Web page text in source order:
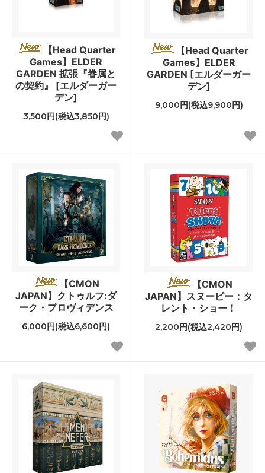
【Head Quarter
Games】ELDER
GARDEN 拡張『眷属と
の契約』 [エルダーガー
デン]
3,500円(税込3,850円)
【Head Quarter
Games】ELDER
GARDEN [エルダーガー
デン]
9,000円(税込9,900円)
【CMON
JAPAN】クトゥルフ:ダ
ーク・プロヴィデンス
6,000円(税込6,600円)
【CMON
JAPAN】スヌーピー：タ
レント・ショー！
2,200円(税込2,420円)